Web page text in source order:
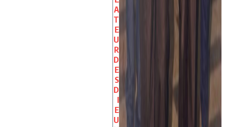
A
T
E
U
R
D
E
S
D
I
E
U